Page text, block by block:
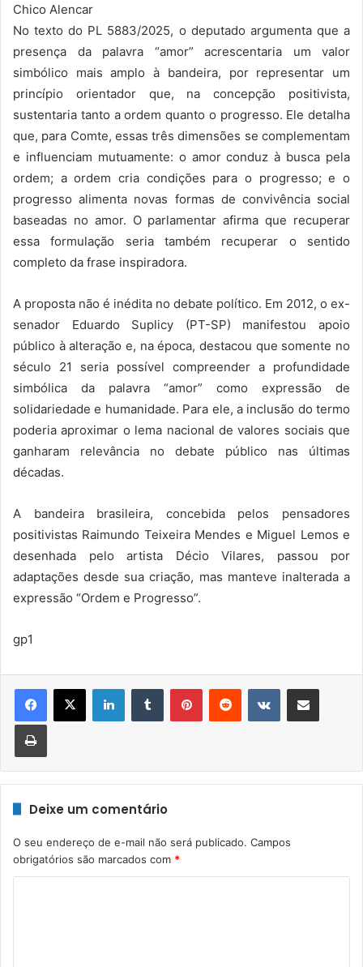
Chico Alencar
No texto do PL 5883/2025, o deputado argumenta que a
presença da palavra “amor” acrescentaria um valor
simbólico mais amplo à bandeira, por representar um
princípio orientador que, na concepção positivista,
sustentaria tanto a ordem quanto o progresso. Ele detalha
que, para Comte, essas três dimensões se complementam
e influenciam mutuamente: o amor conduz à busca pela
ordem; a ordem cria condições para o progresso; e o
progresso alimenta novas formas de convivência social
baseadas no amor. O parlamentar afirma que recuperar
essa formulação seria também recuperar o sentido
completo da frase inspiradora.
A proposta não é inédita no debate político. Em 2012, o ex-
senador Eduardo Suplicy (PT-SP) manifestou apoio
público à alteração e, na época, destacou que somente no
século 21 seria possível compreender a profundidade
simbólica da palavra “amor” como expressão de
solidariedade e humanidade. Para ele, a inclusão do termo
poderia aproximar o lema nacional de valores sociais que
ganharam relevância no debate público nas últimas
décadas.
A bandeira brasileira, concebida pelos pensadores
positivistas Raimundo Teixeira Mendes e Miguel Lemos e
desenhada pelo artista Décio Vilares, passou por
adaptações desde sua criação, mas manteve inalterada a
expressão “Ordem e Progresso”.
gp1
LinkedinTumblr PinterestReddit VK Compartilhar via e-mail
Imprimir
Deixe um comentário
O seu endereço de e-mail não será publicado. Campos
obrigatórios são marcados com *